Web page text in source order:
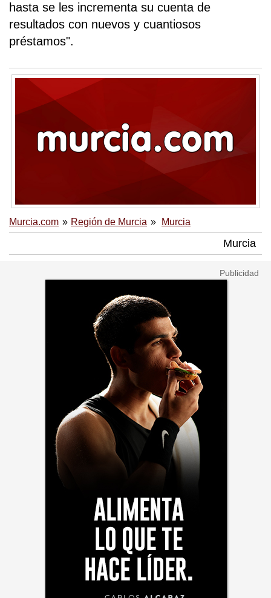
hasta se les incrementa su cuenta de
resultados con nuevos y cuantiosos
préstamos".
Murcia.com Región de Murcia Murcia
Murcia